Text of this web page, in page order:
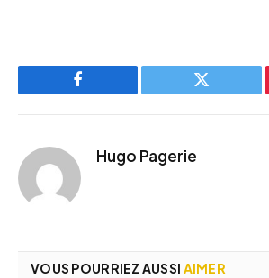
Facebook Twitter
Hugo Pagerie
VOUS POURRIEZ AUSSI AIMER